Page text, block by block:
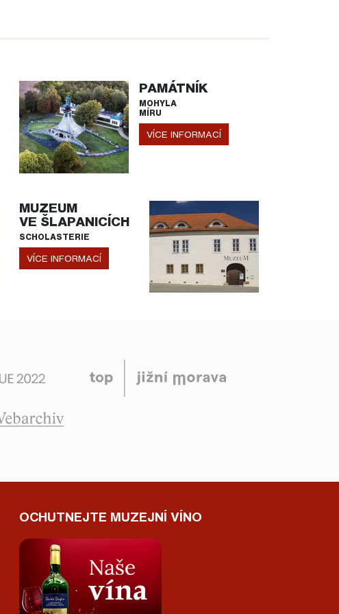
PAMÁTNÍK
MOHYLA
MÍRU
VÍCE INFORMACÍ
MUZEUM
VE ŠLAPANICÍCH
SCHOLASTERIE
VÍCE INFORMACÍ
OCHUTNEJTE MUZEJNÍ VÍNO